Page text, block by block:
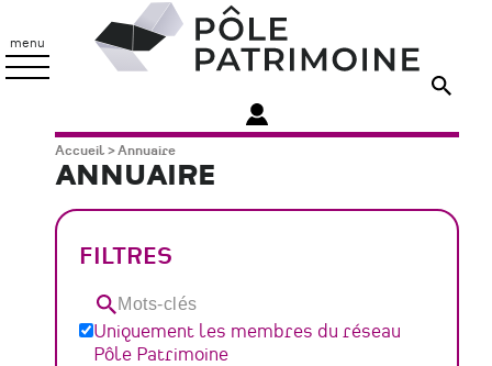
contenu
principal
menu
Patrimoine
Fil
d'Ariane
Accueil Annuaire
ANNUAIRE
FILTRES
Mots-
clésUniquement les membres du réseau
Pôle Patrimoine